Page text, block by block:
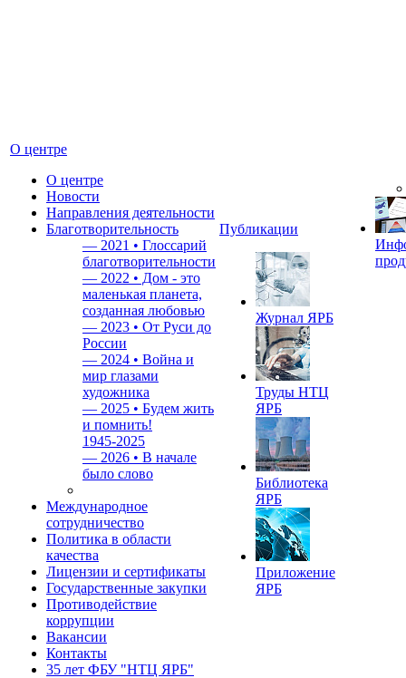
О центре
О центре
Новости
Направления деятельности
Благотворительность
— 2021 • Глоссарий
благотворительности
— 2022 • Дом - это
маленькая планета,
созданная любовью
— 2023 • От Руси до
России
— 2024 • Война и
мир глазами
художника
— 2025 • Будем жить
и помнить!
1945-2025
— 2026 • В начале
было слово
Международное
сотрудничество
Политика в области
качества
Лицензии и сертификаты
Государственные закупки
Противодействие
коррупции
Вакансии
Контакты
35 лет ФБУ "НТЦ ЯРБ"
Публикации
Журнал ЯРБ
Труды НТЦ
ЯРБ
Библиотека
ЯРБ
Приложение
ЯРБ